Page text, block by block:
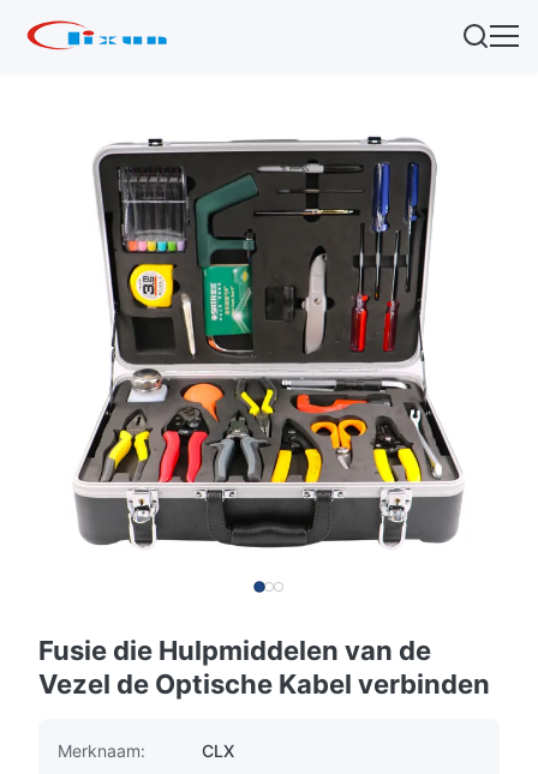
Fusie die Hulpmiddelen van de
Vezel de Optische Kabel verbinden
Merknaam:
CLX